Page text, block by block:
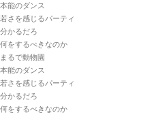
本能のダンス
若さを感じるパーティ
分かるだろ
何をするべきなのか
まるで動物園
本能のダンス
若さを感じるパーティ
分かるだろ
何をするべきなのか